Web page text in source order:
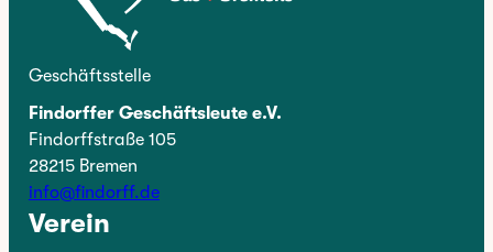
Geschäftsstelle
Findorffer Geschäftsleute e.V.
Findorffstraße 105
28215 Bremen
info@findorff.de
Verein